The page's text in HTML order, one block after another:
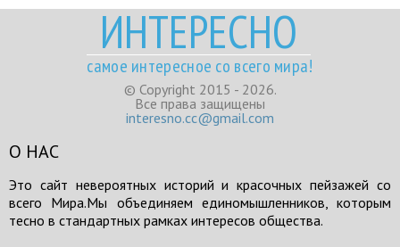
ИНТЕРЕСНО
самое интересное со всего мира!
© Copyright 2015 - 2026.
Все права защищены
interesno.cc@gmail.com
О НАС
Это сайт невероятных историй и красочных пейзажей со
всего Мира.Мы объединяем единомышленников, которым
тесно в стандартных рамках интересов общества.